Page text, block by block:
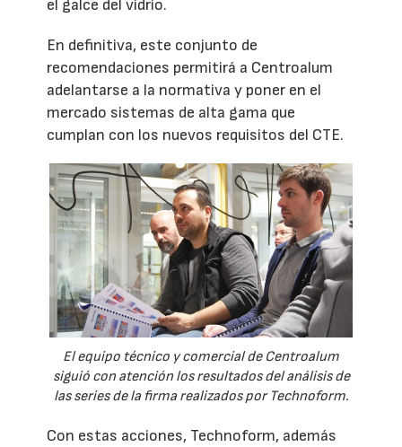
el galce del vidrio.
En definitiva, este conjunto de
recomendaciones permitirá a Centroalum
adelantarse a la normativa y poner en el
mercado sistemas de alta gama que
cumplan con los nuevos requisitos del CTE.
El equipo técnico y comercial de Centroalum
siguió con atención los resultados del análisis de
las series de la firma realizados por Technoform.
Con estas acciones, Technoform, además